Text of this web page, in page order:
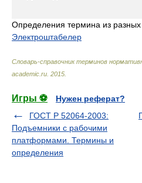
Определения термина из разных
Электроштабелер
Словарь-справочник терминов
academic.ru 2015
Игры ⚽
Нужен реферат?
ГОСТ Р 52064-2003:
Подъемники с рабочими
платформами. Термины и
определения